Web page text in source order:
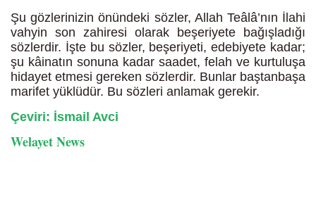
Şu gözlerinizin önündeki sözler, Allah Teâlâ’nın İlahi
vahyin son zahiresi olarak beşeriyete bağışladığı
sözlerdir. İşte bu sözler, beşeriyeti, edebiyete kadar;
şu kâinatın sonuna kadar saadet, felah ve kurtuluşa
hidayet etmesi gereken sözlerdir. Bunlar baştanbaşa
marifet yüklüdür. Bu sözleri anlamak gerekir.
Çeviri: İsmail Avci
Welayet News